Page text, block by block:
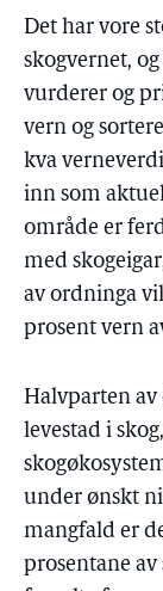
Det har vore
skogvernet,
vurderer og
vern og
kva
inn som
område er
med
av ordninga
prosent vern
Halvparten av
levestad i
under ønskt
mangfald er
prosentane